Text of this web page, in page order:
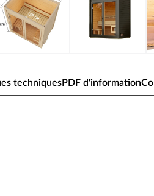
techniquesPDF d'information